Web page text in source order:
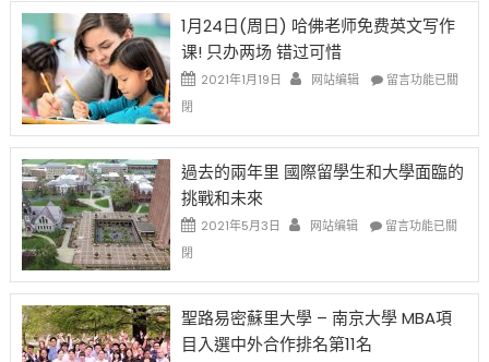
開
中
1B
證
者
得〉
移
政
改
1B
透
消〉
1月24日(周日) 哈佛老师免费英文写作
课! 只办两场 错过可惜
2021年1月19日 网站编辑
在
24
(周
哈
师
费
留言功能已關
閉
過去的兩年里 國際留學生和大學面臨的
挑戰和未來
2021年5月3日 网站编辑
在
的
年
留言功能已關
閉
聖路易密蘇里大學 – 南京大學 MBA項
目入選中外合作排名第11名